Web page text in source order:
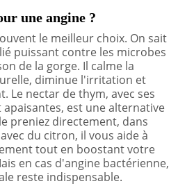
une angine ?
le meilleur choix. On sait
puissant contre les microbes
de la gorge. Il calme la
diminue l'irritation et
Le nectar de thym, avec ses
est une alternative
preniez directement, dans
du citron, il vous aide à
tout en boostant votre
en cas d'angine bactérienne,
reste indispensable.